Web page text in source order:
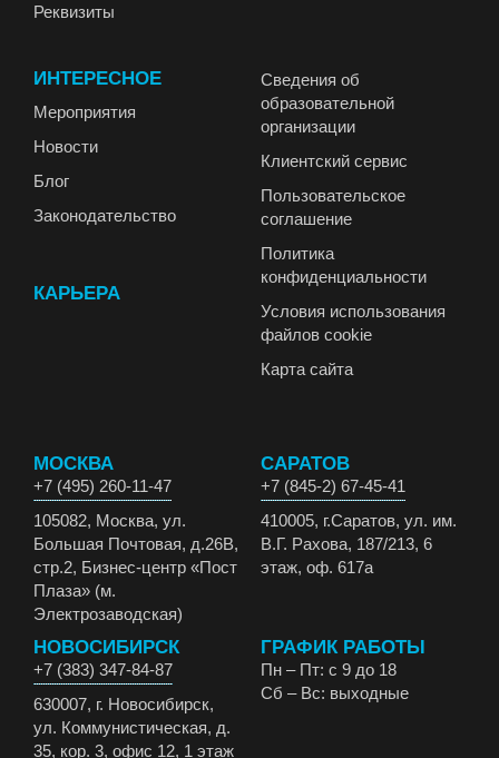
Реквизиты
ИНТЕРЕСНОЕ
Мероприятия
Новости
Блог
Законодательство
КАРЬЕРА
Сведения об
образовательной
организации
Клиентский сервис
Пользовательское
соглашение
Политика
конфиденциальности
Условия использования
файлов cookie
Карта сайта
МОСКВА
+7 (495) 260-11-47
105082, Москва, ул.
Большая Почтовая, д.26В,
стр.2, Бизнес-центр «Пост
Плаза» (м.
Электрозаводская)
САРАТОВ
+7 (845-2) 67-45-41
410005, г.Саратов, ул. им.
В.Г. Рахова, 187/213, 6
этаж, оф. 617а
НОВОСИБИРСК
+7 (383) 347-84-87
630007, г. Новосибирск,
ул. Коммунистическая, д.
35, кор. 3, офис 12, 1 этаж
ГРАФИК РАБОТЫ
Пн – Пт: с 9 до 18
Сб – Вс: выходные